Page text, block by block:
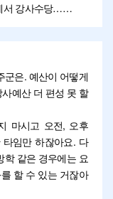
서 강사수당……
군은. 예산이 어떻게
예산 더 편성 못 할
마시고 오전, 오후
임만 하잖아요. 다
학 같은 경우에는 요
할 수 있는 거잖아